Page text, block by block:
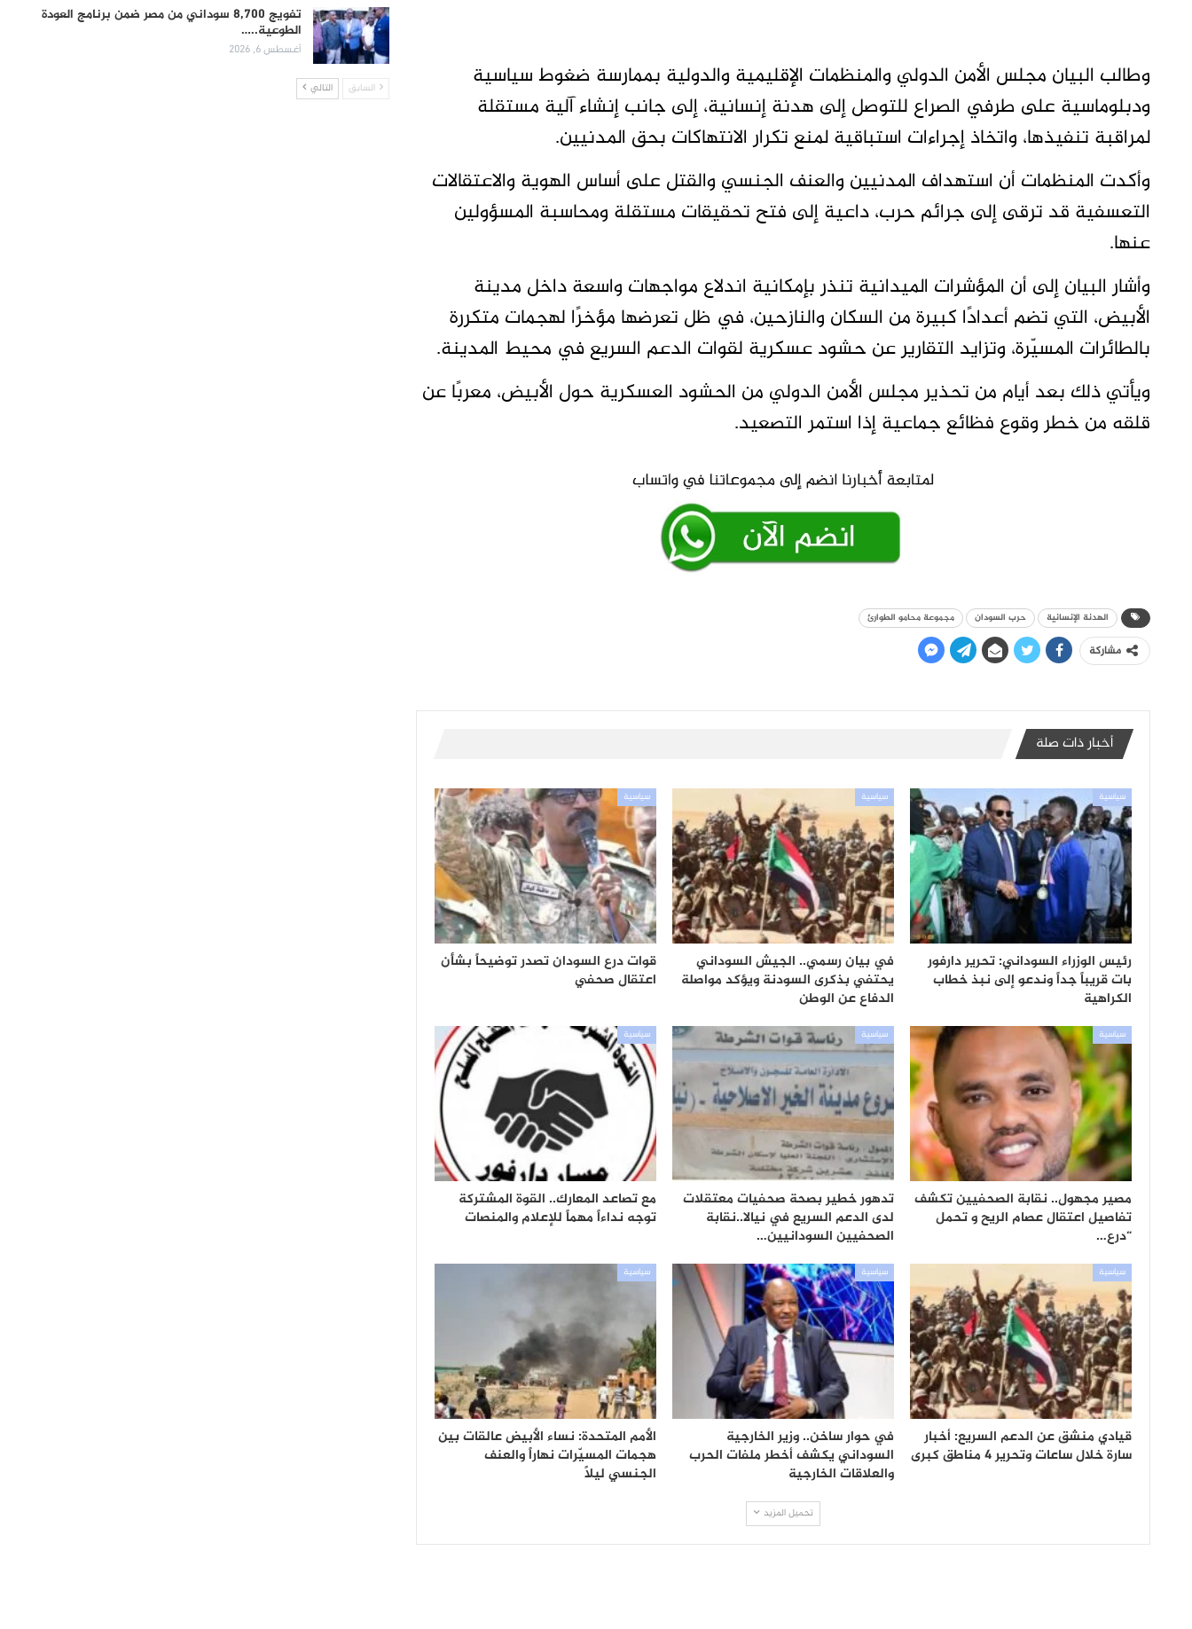
وطالب البيان مجلس الأمن الدولي والمنظمات الإقليمية والدولية بممارسة ضغوط سياسية
ودبلوماسية على طرفي الصراع للتوصل إلى هدنة إنسانية، إلى جانب إنشاء آلية مستقلة
لمراقبة تنفيذها، واتخاذ إجراءات استباقية لمنع تكرار الانتهاكات بحق المدنيين.
وأكدت المنظمات أن استهداف المدنيين والعنف الجنسي والقتل على أساس الهوية والاعتقالات
التعسفية قد ترقى إلى جرائم حرب، داعية إلى فتح تحقيقات مستقلة ومحاسبة المسؤولين
عنها.
وأشار البيان إلى أن المؤشرات الميدانية تنذر بإمكانية اندلاع مواجهات واسعة داخل مدينة
الأبيض، التي تضم أعدادًا كبيرة من السكان والنازحين، في ظل تعرضها مؤخرًا لهجمات متكررة
بالطائرات المسيّرة، وتزايد التقارير عن حشود عسكرية لقوات الدعم السريع في محيط المدينة.
ويأتي ذلك بعد أيام من تحذير مجلس الأمن الدولي من الحشود العسكرية حول الأبيض، معربًا عن
قلقه من خطر وقوع فظائع جماعية إذا استمر التصعيد.
الهدنة الإنسانية حرب السودان مجموعة محامو الطوارئ
مشاركة
أخبار ذات صلة
سياسية
رئيس الوزراء السوداني: تحرير دارفور
بات قريباً جداً وندعو إلى نبذ خطاب
الكراهية
سياسية
في بيان رسمي.. الجيش السوداني
يحتفي بذكرى السودنة ويؤكد مواصلة
الدفاع عن الوطن
سياسية
قوات درع السودان تصدر توضيحاً بشأن
اعتقال صحفي
سياسية
مصير مجهول.. نقابة الصحفيين تكشف
تفاصيل اعتقال عصام الريح و تحمل
“درع…
سياسية
تدهور خطير بصحة صحفيات معتقلات
لدى الدعم السريع في نيالا..نقابة
الصحفيين السودانيين…
سياسية
مع تصاعد المعارك.. القوة المشتركة
توجه نداءاً مهماً للإعلام والمنصات
سياسية
قيادي منشق عن الدعم السريع: أخبار
سارة خلال ساعات وتحرير 4 مناطق كبرى
سياسية
في حوار ساخن.. وزير الخارجية
السوداني يكشف أخطر ملفات الحرب
والعلاقات الخارجية
سياسية
الأمم المتحدة: نساء الأبيض عالقات بين
هجمات المسيّرات نهاراً والعنف
الجنسي ليلاً
تحميل المزيد
تفويج 8,700 سوداني من مصر ضمن برنامج العودة
الطوعية..…
أغسطس 6, 2026
السابق التالي